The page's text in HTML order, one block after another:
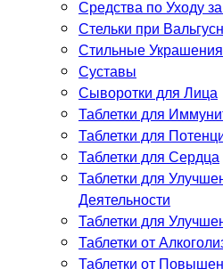
Средства по Уходу
Стельки при
Стильные Украшения
Суставы
Сыворотки для Лица
Таблетки для
Таблетки для
Таблетки для Сердца
Таблетки для
Деятельности
Таблетки для
Таблетки от
Таблетки от